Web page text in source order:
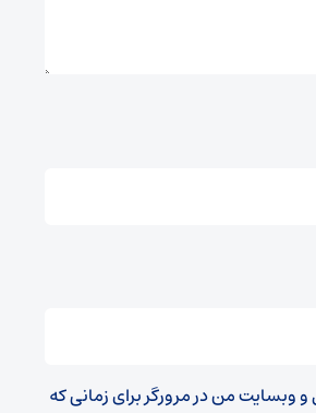
و وبسایت من در مرورگر برای زمانی که